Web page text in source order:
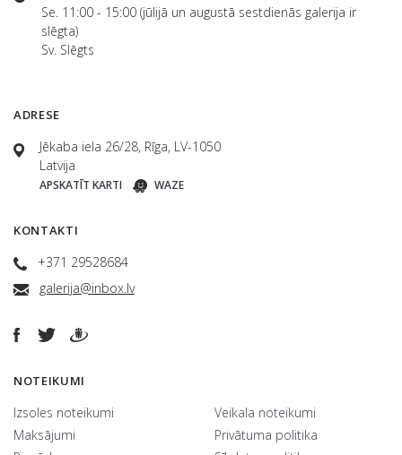
Se. 11:00 - 15:00 (jūlijā un augustā sestdienās galerija ir
slēgta)
Sv. Slēgts
ADRESE
Jēkaba iela 26/28, Rīga, LV-1050
Latvija
APSKATĪT KARTI WAZE
KONTAKTI
+371 29528684
galerija@inbox.lv
NOTEIKUMI
Izsoles noteikumi
Maksājumi
Veikala noteikumi
Privātuma politika